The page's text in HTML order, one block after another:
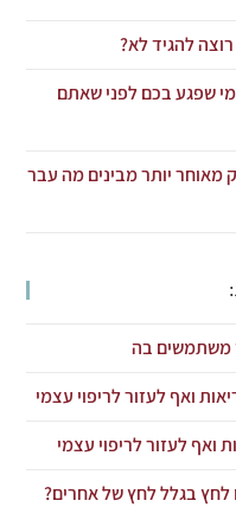
להגיד לא?
שפגע בכם לפני שאתם
מאוחר יותר מבינים מה עבר
משתמשים בה
ואף לעזור לריפוי עצמי
ואף לעזור לריפוי עצמי
בגלל לחץ של אחרים?